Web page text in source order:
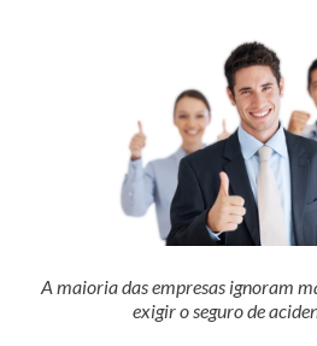
A maioria das empresas ignoram
exigir o seguro de